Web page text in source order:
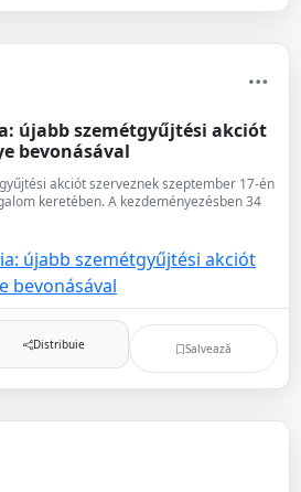
újabb szemétgyűjtési akciót
bevonásával
akciót szerveznek szeptember 17-én
keretében. A kezdeményezésben 34
Distribuie Salvează